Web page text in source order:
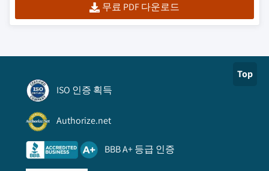
무료 PDF 다운로드
Top
ISO 인증 획득
Authorize.net
BBB A+ 등급 인증